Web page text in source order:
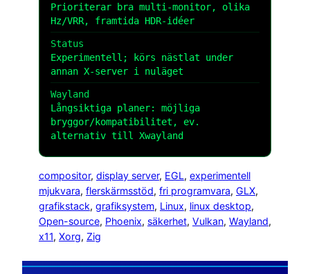
Prioriterar bra multi-monitor, olika
Hz/VRR, framtida HDR-idéer
Status
Experimentell; körs nästlat under
annan X-server i nuläget
Wayland
Långsiktiga planer: möjliga
bryggor/kompatibilitet, ev.
alternativ till Xwayland
compositor, display server, EGL, experimentell
mjukvara, fler­skärmsstöd, fri programvara, GLX
grafikstack, grafiksystem, Linux, linux desktop
Open-source, Phoenix, säkerhet, Vulkan, Wayland
x11, Xorg, Zig